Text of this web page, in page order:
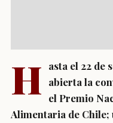
H asta el 22 de
abierta la
el Premio
Alimentaria de Chile;